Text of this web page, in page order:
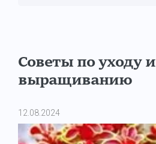
Советы по уходу и
выращиванию
12.08.2024